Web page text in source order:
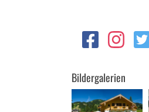
Bildergalerien